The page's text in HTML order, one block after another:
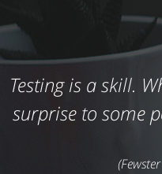
Testing is a skill.
surprise to some